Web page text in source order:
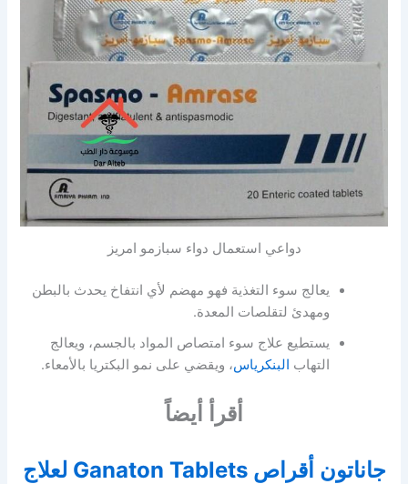
دواعي استعمال دواء سبازمو امريز
يعالج سوء التغذية فهو مهضم لأي انتفاخ يحدث بالبطن
ومهدئ لتقلصات المعدة.
يستطيع علاج سوء امتصاص المواد بالجسم، ويعالج
التهاب البنكرياس، ويقضي على نمو البكتريا بالأمعاء.
أقرأ أيضاً
جاناتون أقراص Ganaton Tablets لعلاج